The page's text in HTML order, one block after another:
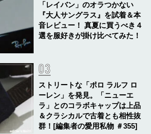
「レイバン」のオラつかない
『大人サングラス』を試着＆本
音レビュー！ 真夏に買うべき４
選を服好きが掛け比べてみた！
ストリートな「ポロ ラルフ ロ
ーレン」を発見。「ニューエ
ラ」とのコラボキャップは上品
＆クラシカルで古着とも相性抜
群！[編集者の愛用私物 ＃355]